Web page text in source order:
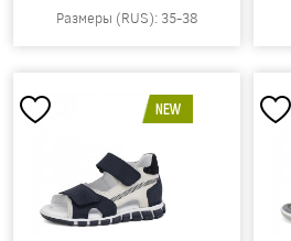
Размеры (RUS): 35-38
NEW